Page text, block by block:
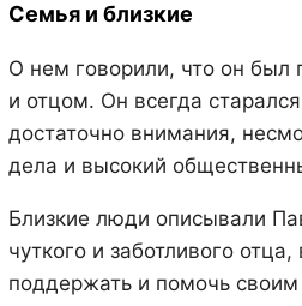
Семья и близкие
О нем говорили, что он был
и отцом. Он всегда
достаточно внимания,
дела и высокий
Близкие люди описывали
чуткого и заботливого отца,
поддержать и помочь